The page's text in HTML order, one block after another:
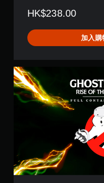
HK$238.00
加入購
F
u
l
l
m
e